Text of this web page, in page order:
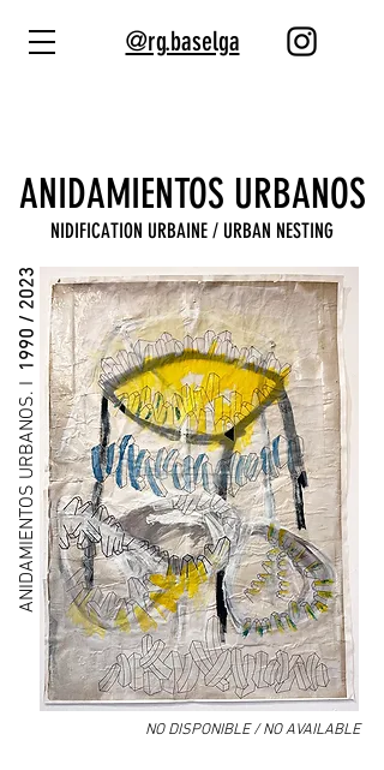
@rg.baselga
ANIDAMIENTOS URBANOS
NIDIFICATION URBAINE / URBAN NESTING
ANIDAMIENTOS URBANOS. I
1990 / 2023
NO DISPONIBLE / NO AVAILABLE